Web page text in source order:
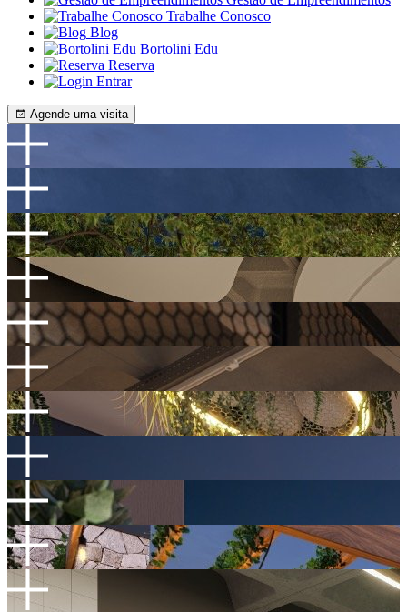
Trabalhe Conosco
Blog
Bortolini Edu
Reserva
Entrar
Agende uma visita